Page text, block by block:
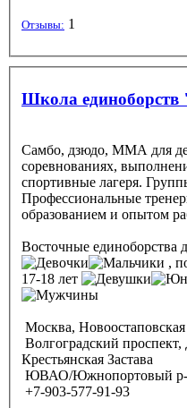
Отзывы: 1
Школа
Самбо, дзюдо, ММА для
соревнованиях,
спортивные лагеря.
Профессиональные
образованием и опытом
Восточные единоборства
,
17-18 лет
Москва,
Волгоградский
Крестьянская Застава
ЮВАО/Южнопортовый
+7-903-577-91-93